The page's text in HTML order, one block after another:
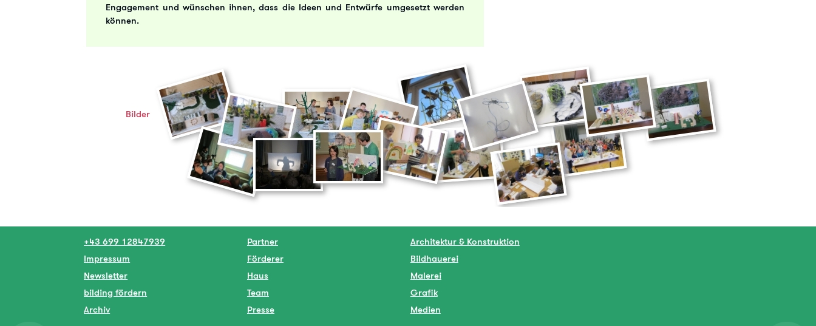
Engagement und wünschen ihnen, dass die Ideen und Entwürfe umgesetzt werden
können.
Bilder
+43 699 12847939
Impressum
Newsletter
bilding fördern
Archiv
Partner
Förderer
Haus
Team
Presse
Architektur & Konstruktion
Bildhauerei
Malerei
Grafik
Medien